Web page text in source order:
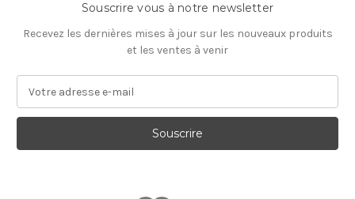
Souscrire vous à notre newsletter
Recevez les dernières mises à jour sur les nouveaux produits
et les ventes à venir
r
s